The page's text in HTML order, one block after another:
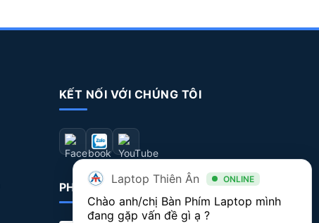
KẾT NỐI VỚI CHÚNG TÔI
PHƯƠNG THỨC THANH TOÁN
Laptop Thiên Ân ONLINE
Chào anh/chị Bàn Phím Laptop mình
đang gặp vấn đề gì ạ ?